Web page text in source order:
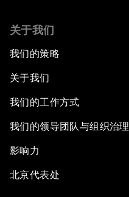
关于我们
我们的策略
关于我们
我们的工作方式
我们的领导团队与组织治理
影响力
北京代表处